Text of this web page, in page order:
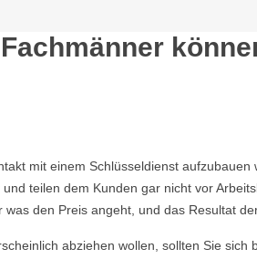
mit einem Schlüsseldienst
teilen dem Kunden gar nicht vor
den Preis angeht, und das Resultat
abziehen wollen, sollten Sie